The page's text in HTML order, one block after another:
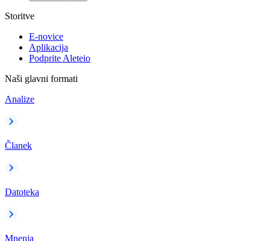
Storitve
E-novice
Aplikacija
Podprite Aleteio
Naši glavni formati
Analize
Članek
Datoteka
Mnenja